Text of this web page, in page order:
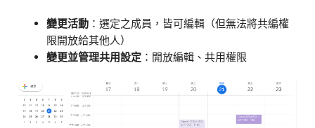
變更活動 ：選定之成員，皆可編輯（但無法將共編權
限開放給其他人）
變更並管理共用設定 ：開放編輯、共用權限